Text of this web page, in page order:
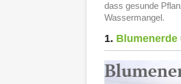
dass gesunde
Wassermangel.
1. Blumenerde